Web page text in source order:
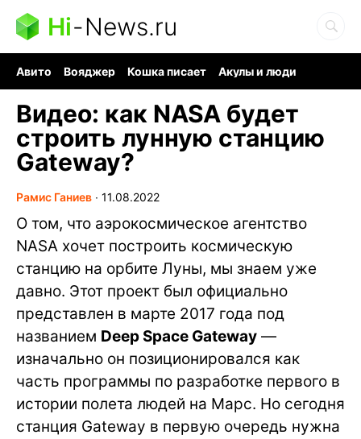
Hi-News.ru
Авито Вояджер Кошка писает
Акулы и люди
Видео: как NASA будет
строить лунную станцию
Gateway?
Рамис Ганиев ∙ 11.08.2022
О том, что аэрокосмическое агентство
NASA хочет построить космическую
станцию на орбите Луны, мы знаем уже
давно. Этот проект был официально
представлен в марте 2017 года под
названием Deep Space Gateway —
изначально он позиционировался как
часть программы по разработке первого в
истории полета людей на Марс. Но сегодня
станция Gateway в первую очередь нужна